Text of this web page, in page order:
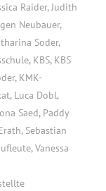
Raider, Judith
Neubauer,
Soder,
, KBS, KBS
, KMK-
, Luca Dobl,
Saed, Paddy
, Sebastian
, Vanessa